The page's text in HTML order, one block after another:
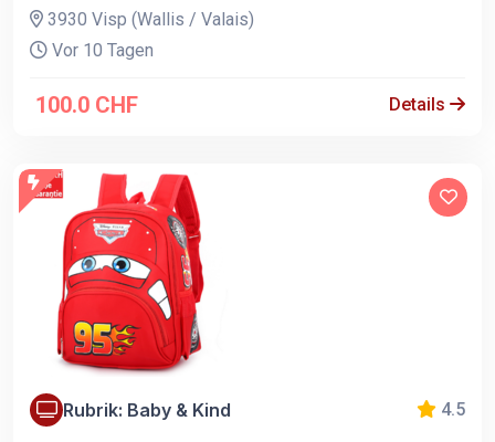
3930 Visp (Wallis / Valais)
Vor 10 Tagen
100.0 CHF Details
Rubrik: Baby & Kind 4.5